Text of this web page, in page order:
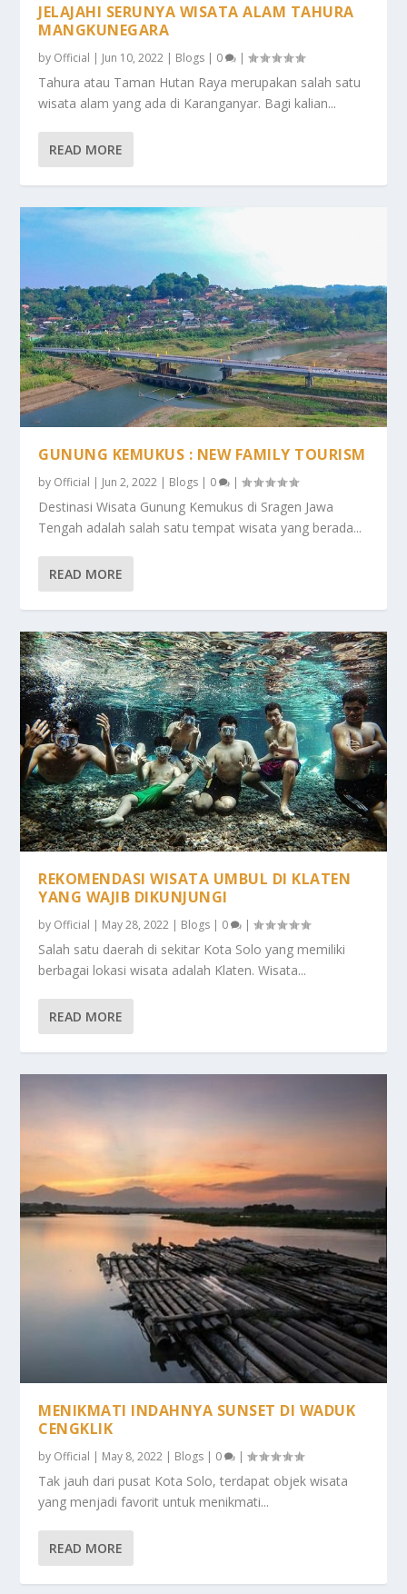
JELAJAHI SERUNYA WISATA ALAM TAHURA
MANGKUNEGARA
by Official | Jun 10, 2022 | Blogs | 0 |
Tahura atau Taman Hutan Raya merupakan salah satu
wisata alam yang ada di Karanganyar. Bagi kalian...
READ MORE
GUNUNG KEMUKUS : NEW FAMILY TOURISM
by Official | Jun 2, 2022 | Blogs | 0 |
Destinasi Wisata Gunung Kemukus di Sragen Jawa
Tengah adalah salah satu tempat wisata yang berada...
READ MORE
REKOMENDASI WISATA UMBUL DI KLATEN
YANG WAJIB DIKUNJUNGI
by Official | May 28, 2022 | Blogs | 0 |
Salah satu daerah di sekitar Kota Solo yang memiliki
berbagai lokasi wisata adalah Klaten. Wisata...
READ MORE
MENIKMATI INDAHNYA SUNSET DI WADUK
CENGKLIK
by Official | May 8, 2022 | Blogs | 0 |
Tak jauh dari pusat Kota Solo, terdapat objek wisata
yang menjadi favorit untuk menikmati...
READ MORE